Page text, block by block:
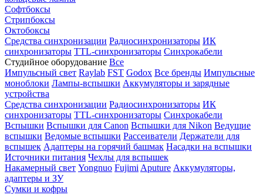
Софтбоксы
Стрипбоксы
Октобоксы
Средства синхронизации Радиосинхронизаторы ИК
синхронизаторы TTL-синхронизаторы Синхрокабели
Студийное оборудование Все
Импульсный свет Raylab FST Godox Все бренды Импульсные
моноблоки Лампы-вспышки Аккумуляторы и зарядные
устройства
Средства синхронизации Радиосинхронизаторы ИК
синхронизаторы TTL-синхронизаторы Синхрокабели
Вспышки Вспышки для Canon Вспышки для Nikon Ведущие
вспышки Ведомые вспышки Рассеиватели Держатели для
вспышек Адаптеры на горячий башмак Насадки на вспышки
Источники питания Чехлы для вспышек
Накамерный свет Yongnuo Fujimi Aputure Аккумуляторы,
адаптеры и ЗУ
Сумки и кофры